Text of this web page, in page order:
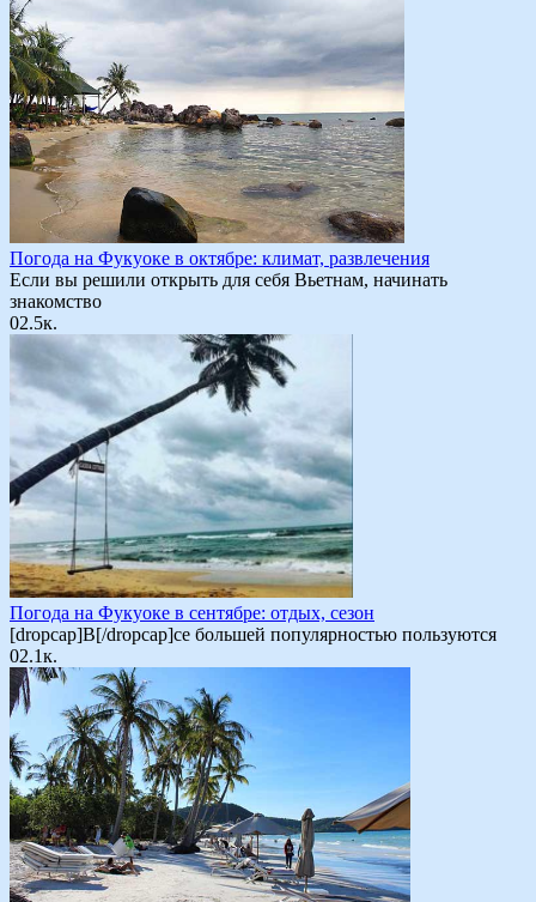
Погода на Фукуоке в октябре: климат, развлечения
Если вы решили открыть для себя Вьетнам, начинать
знакомство
02.5к.
Погода на Фукуоке в сентябре: отдых, сезон
[dropcap]В[/dropcap]се большей популярностью пользуются
02.1к.